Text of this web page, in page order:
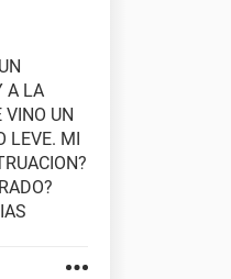
A LA
VINO UN
LEVE. MI